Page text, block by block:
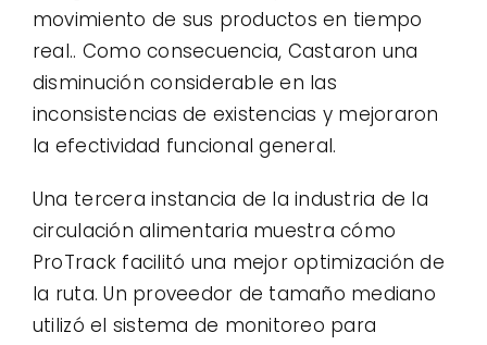
movimiento de sus productos en tiempo
real.. Como consecuencia, Castaron una
disminución considerable en las
inconsistencias de existencias y mejoraron
la efectividad funcional general.
Una tercera instancia de la industria de la
circulación alimentaria muestra cómo
ProTrack facilitó una mejor optimización de
la ruta. Un proveedor de tamaño mediano
utilizó el sistema de monitoreo para